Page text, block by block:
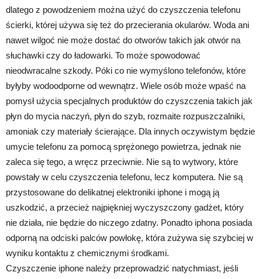
dlatego z powodzeniem można użyć do czyszczenia telefonu
ścierki, której używa się też do przecierania okularów. Woda ani
nawet wilgoć nie może dostać do otworów takich jak otwór na
słuchawki czy do ładowarki. To może spowodować
nieodwracalne szkody. Póki co nie wymyślono telefonów, które
byłyby wodoodporne od wewnątrz. Wiele osób może wpaść na
pomysł użycia specjalnych produktów do czyszczenia takich jak
płyn do mycia naczyń, płyn do szyb, rozmaite rozpuszczalniki,
amoniak czy materiały ścierające. Dla innych oczywistym będzie
umycie telefonu za pomocą sprężonego powietrza, jednak nie
zaleca się tego, a wręcz przeciwnie. Nie są to wytwory, które
powstały w celu czyszczenia telefonu, lecz komputera. Nie są
przystosowane do delikatnej elektroniki iphone i mogą ją
uszkodzić, a przecież najpiękniej wyczyszczony gadżet, który
nie działa, nie będzie do niczego zdatny. Ponadto iphona posiada
odporną na odciski palców powłokę, która zużywa się szybciej w
wyniku kontaktu z chemicznymi środkami.
Czyszczenie iphone należy przeprowadzić natychmiast, jeśli